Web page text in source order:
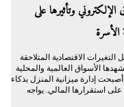
الإلكتروني وتأثيرها على
الأسرة
الاقتصادية المتلاحقة
الأسواق العالمية والمحلية
أصبحت إدارة ميزانية المنزل بذكاء
استقرارها المالي. يواجه